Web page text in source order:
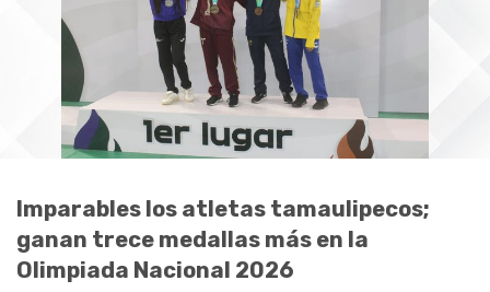
Imparables los atletas tamaulipecos;
ganan trece medallas más en la
Olimpiada Nacional 2026